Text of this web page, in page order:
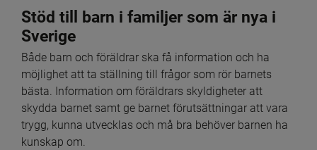
Stöd till barn i familjer som är nya i
Sverige
Både barn och föräldrar ska få information och ha
möjlighet att ta ställning till frågor som rör barnets
bästa. Information om föräldrars skyldigheter att
skydda barnet samt ge barnet förutsättningar att vara
trygg, kunna utvecklas och må bra behöver barnen ha
kunskap om.